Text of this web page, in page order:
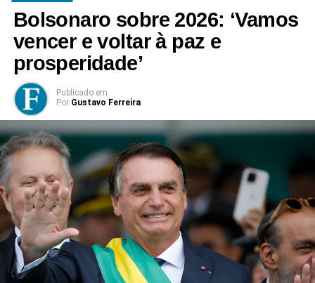
Bolsonaro sobre 2026: ‘Vamos
vencer e voltar à paz e
prosperidade’
Publicado em
Por Gustavo Ferreira